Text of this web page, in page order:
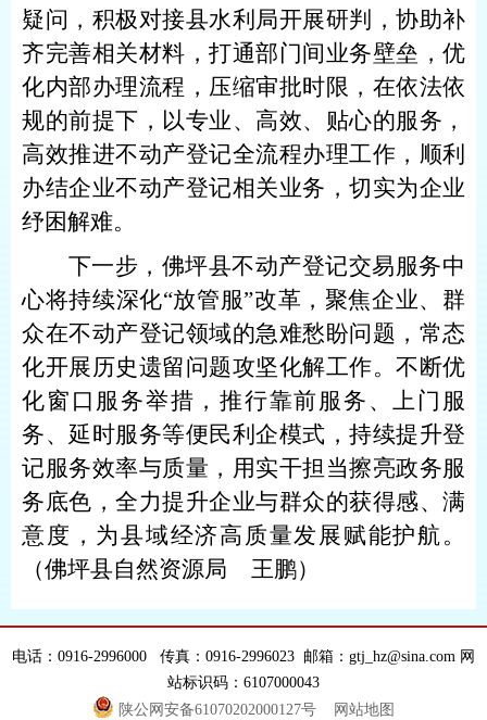
疑问，积极对接县水利局开展研判，协助补
齐完善相关材料 ， 打通部门间业务壁垒，优
化内部办理流程，压缩审批时限，在依法依
规的前提下 ， 以专业、高效、贴心的服务 ，
高效推进不动产登记全流程办理工作，顺利
办结企业不动产登记相关业务，切实为企业
纾困解难。
下一步， 佛坪县不动产登记交易服务中
心将持续深化“放管服”改革 ，聚焦企业、群
众在不动产登记领域的急难愁盼问题 ，常态
化开展历史遗留问题攻坚化解工作。不断优
化窗口服务举措，推行靠前服务、上门服
务、延时服务等便民利企模式，持续提升登
记服务效率与质量，用实干担当擦亮政务服
务底色，全力提升企业与群众的获得感、满
意度，为县域经济高质量发展赋能护航。
（佛坪县自然资源局
王鹏）
电话：0916-2996000 传真：0916-2996023 邮箱：gtj_hz@sina.com 网
站标识码：6107000043
陕公网安备61070202000127号
网站地图